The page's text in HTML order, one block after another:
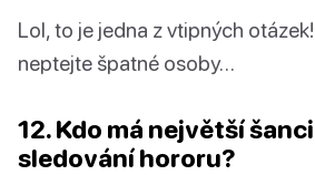
Lol, to je jedna z vtipných
neptejte špatné osoby…
12. Kdo má největší
sledování hororu?